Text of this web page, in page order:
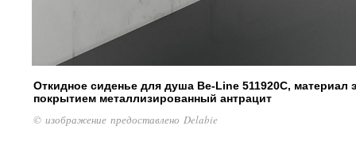
Откидное сиденье для душа Be-Line 511920C,
покрытием металлизированный антрацит
© изображение предоставлено Delabie